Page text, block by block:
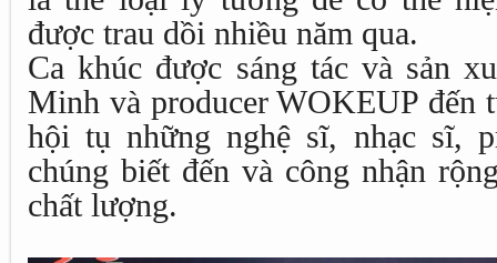
được trau dồi nhiều năm qua.
Ca khúc được sáng tác và sản
Minh và producer WOKEUP đến
hội tụ những nghệ sĩ, nhạc sĩ,
chúng biết đến và công nhận
chất lượng.